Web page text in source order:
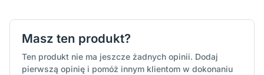
Masz ten produkt?
Ten produkt nie ma jeszcze żadnych opinii. Dodaj
pierwszą opinię i pomóż innym klientom w dokonaniu